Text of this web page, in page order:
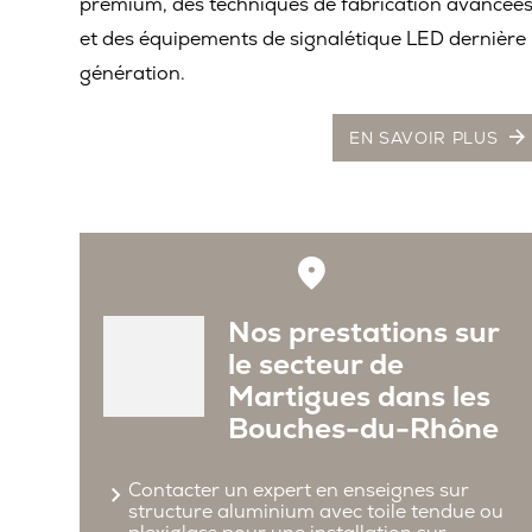
et des équipements de signalétique LED dernière
génération.
EN SAVOIR PLUS
Nos prestations sur
le secteur de
Martigues dans les
Bouches-du-Rhône
Contacter un expert en enseignes sur
structure aluminium avec toile tendue ou